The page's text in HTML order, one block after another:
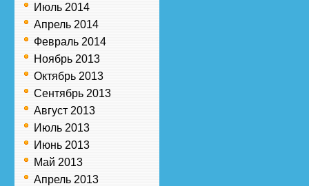
Июль 2014
Апрель 2014
Февраль 2014
Ноябрь 2013
Октябрь 2013
Сентябрь 2013
Август 2013
Июль 2013
Июнь 2013
Май 2013
Апрель 2013